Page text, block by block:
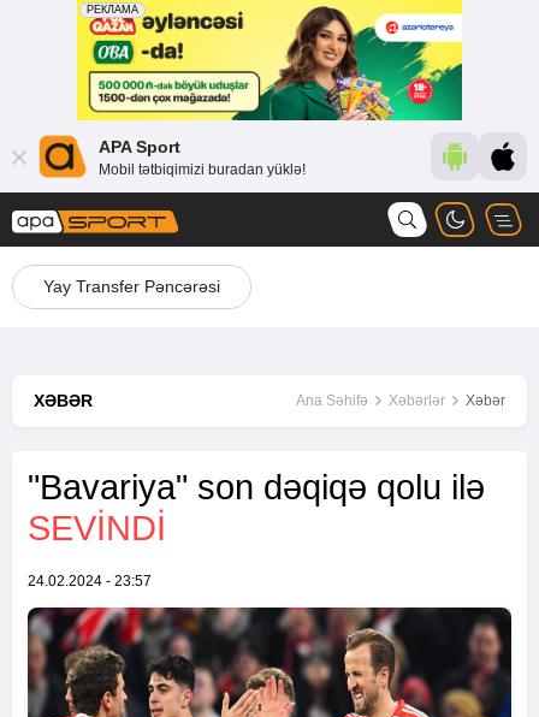
APA Sport
Mobil tətbiqimizi buradan yüklə!
Yay Transfer Pəncərəsi
XƏBƏR Ana Səhifə Xəbərlər Xəbər
"Bavariya" son dəqiqə qolu ilə
SEVINDI
24.02.2024 - 23:57